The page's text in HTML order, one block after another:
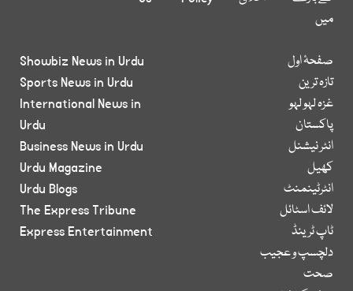
میں
صفحۂ اول
تازہ ترین
غزہ لہو لہو
پاکستان
انٹر نیشنل
کھیل
انٹرٹینمنٹ
لائف اسٹائل
ٹاپ ٹرینڈ
دلچسپ و عجیب
صحت
Showbiz News in Urdu
Sports News in Urdu
International News in
Urdu
Business News in Urdu
Urdu Magazine
Urdu Blogs
The Express Tribune
Express Entertainment